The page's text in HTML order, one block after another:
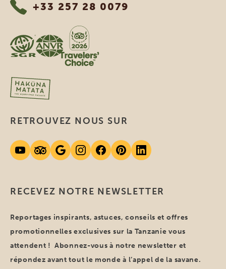
+33 257 28 0079
RECEVEZ NOTRE NEWSLETTER
Reportages inspirants, astuces, conseils et offres
promotionnelles exclusives sur la Tanzanie vous
attendent ! Abonnez-vous à notre newsletter et
répondez avant tout le monde à l’appel de la savane.
RETROUVEZ NOUS SUR